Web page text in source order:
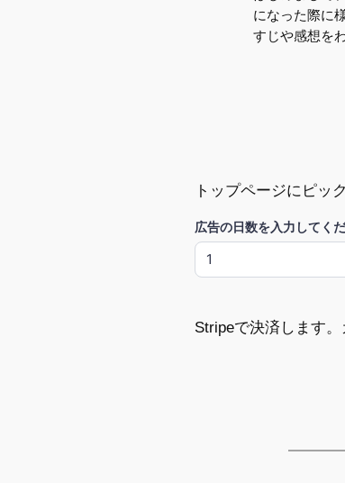
になった際に
すじや感想を
トップページにピッ
広告の日数を入力してく
Stripeで決済します。